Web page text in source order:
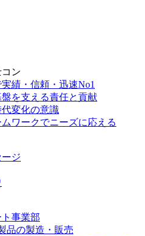
ン
績・信頼・迅速No1
を支える責任と貢献
変化の意識
ワークでニーズに応える
ジ
事業部
品の製造・販売